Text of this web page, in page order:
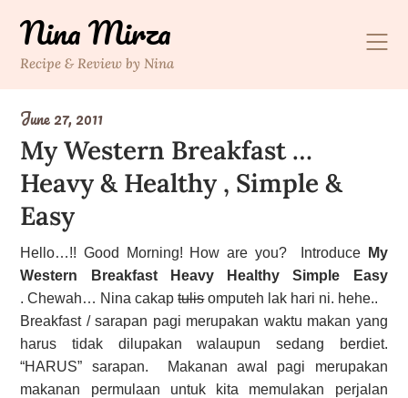
content
Nina Mirza
Recipe & Review by Nina
June 27, 2011
My Western Breakfast …
Heavy & Healthy , Simple &
Easy
Hello…!! Good Morning! How are you? Introduce
My
Western Breakfast Heavy Healthy Simple Easy
. Chewah… Nina cakaptulisomputeh lak hari ni. hehe..
Breakfast / sarapan pagi merupakan waktu makan yang
harus tidak dilupakan walaupun sedang berdiet.
“HARUS” sarapan. Makanan awal pagi merupakan
makanan permulaan untuk kita memulakan perjalan